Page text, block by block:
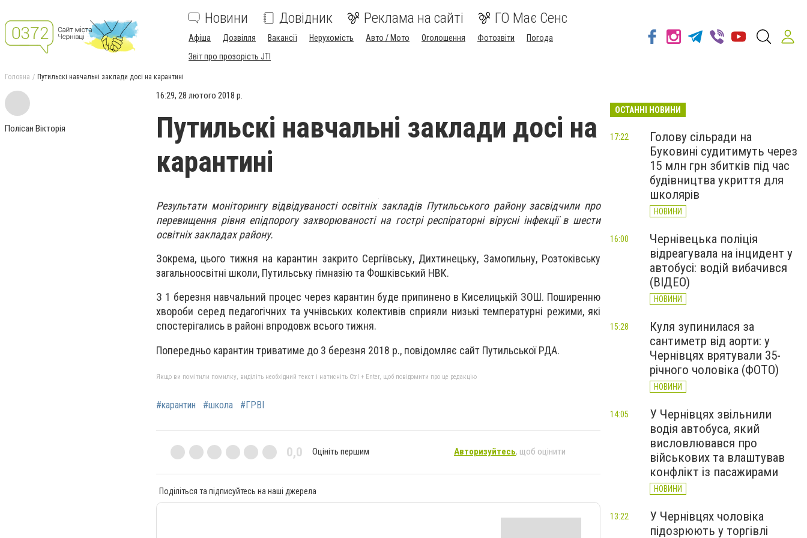
Новини Довідник Реклама на сайті ГО Має Сенс
Афіша Дозвілля Вакансії Нерухомість Авто / Мото Оголошення Фотозвіти
Погода
Звіт про прозорість JTI
Головна Путильскі навчальні заклади досі на карантині
Полісан Вікторія
16:29, 28 лютого 2018 р.
Путильскі навчальні заклади досі на
карантині
Результати моніторингу відвідуваності освітніх закладів Путильського району засвідчили про
перевищення рівня епідпорогу захворюваності на гострі респіраторні вірусні інфекції в шести
освітніх закладах району.
Зокрема, цього тижня на карантин закрито Сергіївську, Дихтинецьку, Замогильну, Розтоківську
загальноосвітні школи, Путильську гімназію та Фошківський НВК.
З 1 березня навчальний процес через карантин буде припинено в Киселицькій ЗОШ. Поширенню
хвороби серед педагогічних та учнівських колективів сприяли низькі температурні режими, які
спостерігались в районі впродовж всього тижня.
Попередньо карантин триватиме до 3 березня 2018 р., повідомляє сайт Путильської РДА.
Якщо ви помітили помилку, виділіть необхідний текст і натисніть Ctrl + Enter, щоб повідомити про це редакцію
#карантин #школа #ГРВІ
0,0 Оцініть першим Авторизуйтесь, щоб оцінити
Поділіться та підписуйтесь на наші джерела
ОСТАННІ НОВИНИ
Голову сільради на
Буковині судитимуть через
15 млн грн збитків під час
будівництва укриття для
школярів
НОВИНИ
17:22
Чернівецька поліція
відреагувала на інцидент у
автобусі: водій вибачився
(ВІДЕО)
НОВИНИ
16:00
Куля зупинилася за
сантиметр від аорти: у
Чернівцях врятували 35-
річного чоловіка (ФОТО)
НОВИНИ
15:28
У Чернівцях звільнили
водія автобуса, який
висловлювався про
військових та влаштував
конфлікт із пасажирами
НОВИНИ
14:05
У Чернівцях чоловіка
підозрюють у торгівлі
13:22